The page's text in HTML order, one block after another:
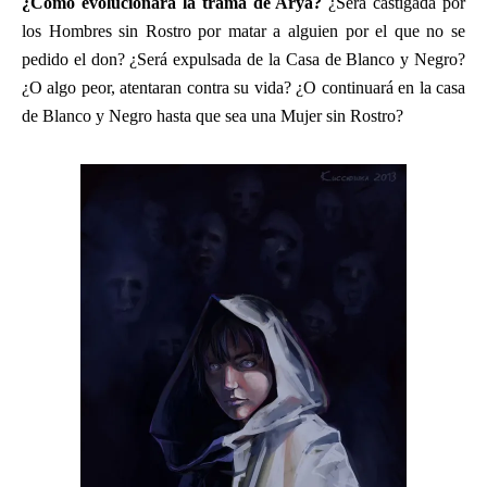
los Hombres sin Rostro por matar a alguien por el que no se
pedido el don? ¿Será expulsada de la Casa de Blanco y Negro?
¿O algo peor, atentaran contra su vida? ¿O continuará en la casa
de Blanco y Negro hasta que sea una Mujer sin Rostro?